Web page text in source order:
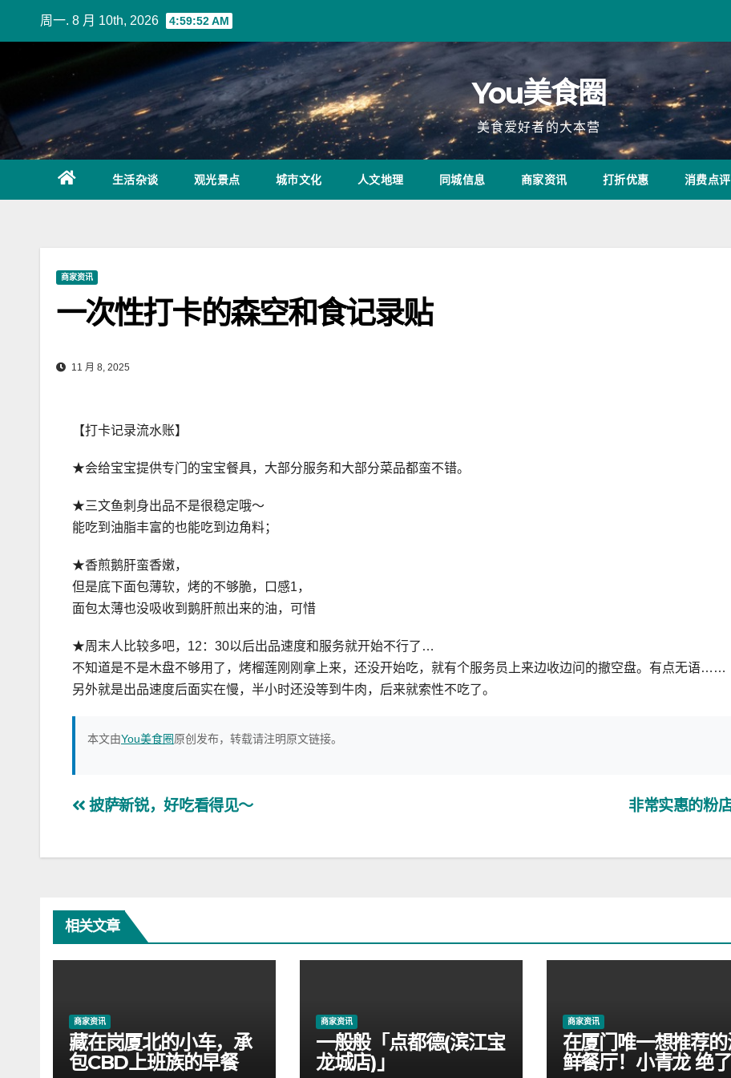
周一. 8 月 10th, 2026 4:59:52 AM
You美食圈
美食爱好者的大本营
生活杂谈 观光景点 城市文化 人文地理 同城信息 商家资讯 打折优惠 消费点评
商家资讯
一次性打卡的森空和食记录贴
11 月 8, 2025
【打卡记录流水账】
★会给宝宝提供专门的宝宝餐具，大部分服务和大部分菜品都蛮不错。
★三文鱼刺身出品不是很稳定哦～
能吃到油脂丰富的也能吃到边角料；
★香煎鹅肝蛮香嫩，
但是底下面包薄软，烤的不够脆，口感1，
面包太薄也没吸收到鹅肝煎出来的油，可惜
★周末人比较多吧，12：30以后出品速度和服务就开始不行了…
不知道是不是木盘不够用了，烤榴莲刚刚拿上来，还没开始吃，就有个服务员上来边收边问的撤空盘。有点无语……
另外就是出品速度后面实在慢，半小时还没等到牛肉，后来就索性不吃了。
本文由You美食圈原创发布，转载请注明原文链接。
文
航
非常实惠的粉
披萨新锐，好吃看得见～
相关文章
商家资讯
藏在岗厦北的小车，承
包CBD上班族的早餐
商家资讯
一般般「点都德(滨江宝
龙城店)」
商家资讯
在厦门唯一想推荐
鲜餐厅！小青龙 绝了